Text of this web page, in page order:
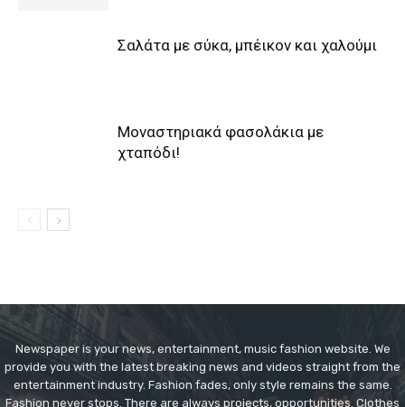
Σαλάτα με σύκα, μπέικον και χαλούμι
Μοναστηριακά φασολάκια με
χταπόδι!
Newspaper is your news, entertainment, music fashion website. We
provide you with the latest breaking news and videos straight from the
entertainment industry. Fashion fades, only style remains the same.
Fashion never stops. There are always projects, opportunities. Clothes